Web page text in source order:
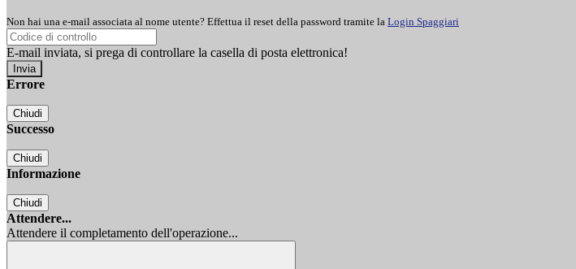
Non hai una e-mail associata al nome utente? Effettua il reset della password tramite la Login Spaggiari
E-mail inviata, si prega di controllare la casella di posta elettronica!
Errore
Chiudi
Successo
Chiudi
Informazione
Chiudi
Attendere...
Attendere il completamento dell'operazione...